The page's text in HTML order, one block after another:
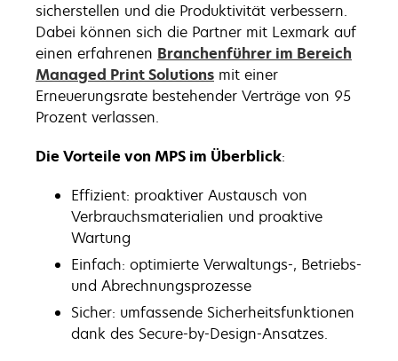
sicherstellen und die Produktivität verbessern.
Dabei können sich die Partner mit Lexmark auf
einen erfahrenen Branchenführer im Bereich
Managed Print Solutions mit einer
Erneuerungsrate bestehender Verträge von 95
Prozent verlassen.
Die Vorteile von MPS im Überblick:
Effizient: proaktiver Austausch von
Verbrauchsmaterialien und proaktive
Wartung
Einfach: optimierte Verwaltungs-, Betriebs-
und Abrechnungsprozesse
Sicher: umfassende Sicherheitsfunktionen
dank des Secure-by-Design-Ansatzes.